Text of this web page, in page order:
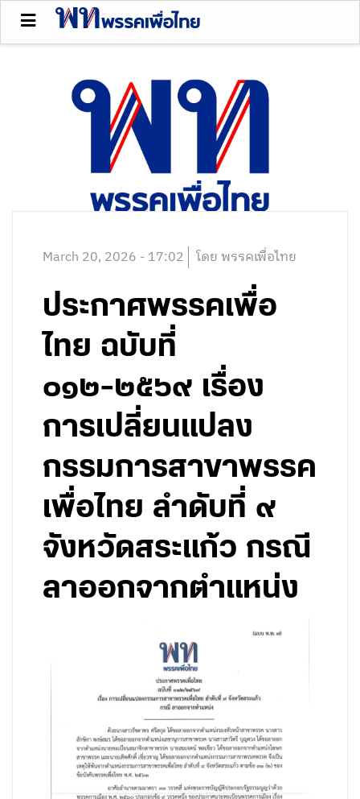
March 20, 2026 - 17:02 โดย พรรคเพื่อไทย
ประกาศพรรคเพื่อ
ไทย ฉบับที่
๐๑๒-๒๕๖๙ เรื่อง
การเปลี่ยนแปลง
กรรมการสาขาพรรค
เพื่อไทย ลำดับที่ ๙
จังหวัดสระแก้ว กรณี
ลาออกจากตำแหน่ง